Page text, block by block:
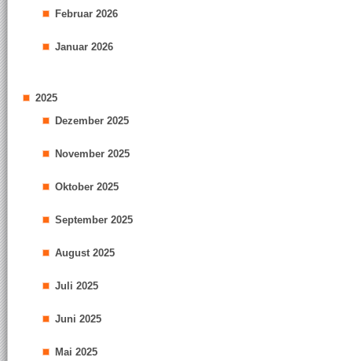
Februar 2026
Januar 2026
2025
Dezember 2025
November 2025
Oktober 2025
September 2025
August 2025
Juli 2025
Juni 2025
Mai 2025